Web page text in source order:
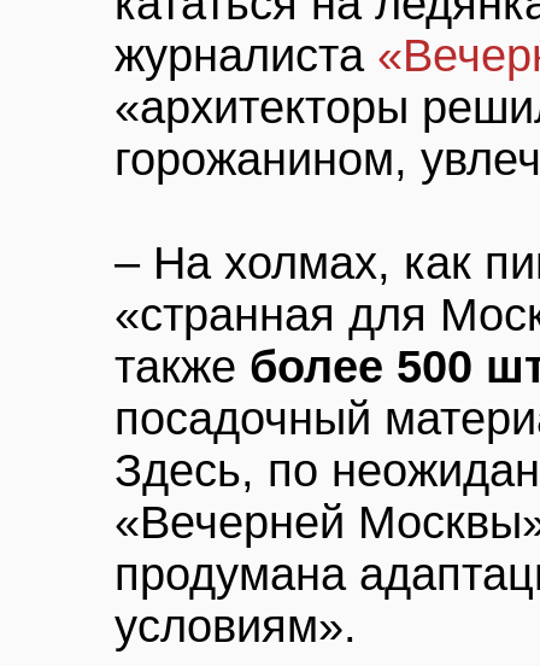
журналиста
«архитекторы
горожанином,
– На холмах, как
«странная для
также более 500
посадочный
Здесь, по
«Вечерней
продумана
условиям».